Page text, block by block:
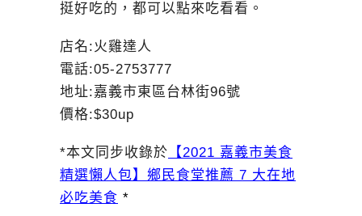
挺好吃的，都可以點來吃看看。
店名:火雞達人
電話:05-2753777
地址:嘉義市東區台林街96號
價格:$30up
*本文同步收錄於 【2021 嘉義市美食
精選懶人包】鄉民食堂推薦 7 大在地
必吃美食 *